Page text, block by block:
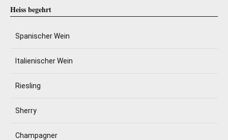
Heiss begehrt
Spanischer Wein
Italienischer Wein
Riesling
Sherry
Champagner